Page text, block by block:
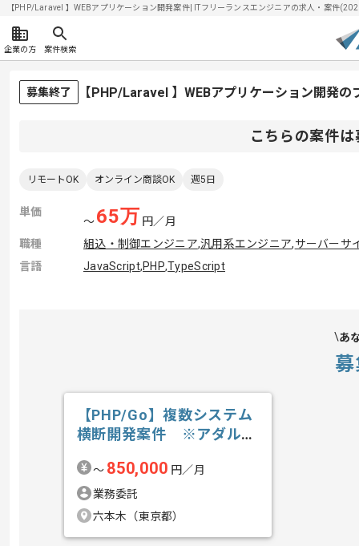
【PHP/Laravel 】WEBアプリケーション開発案件| ITフリーランスエンジニアの求人・案件
企業の方 案件検索
募集終了 【PHP/Laravel 】WEBアプリケーション開発
こちらの案件
リモートOK オンライン商談OK 週5日
単価
〜65万 円／月
職種
組込・制御エンジニア,汎用系エンジニア,サーバーサ
言語
JavaScript,PHP,TypeScript
あ
【PHP/Go】複数システム
横断開発案件 ※アダルト
〜 850,000 円／月
業務委託
六本木（東京都）